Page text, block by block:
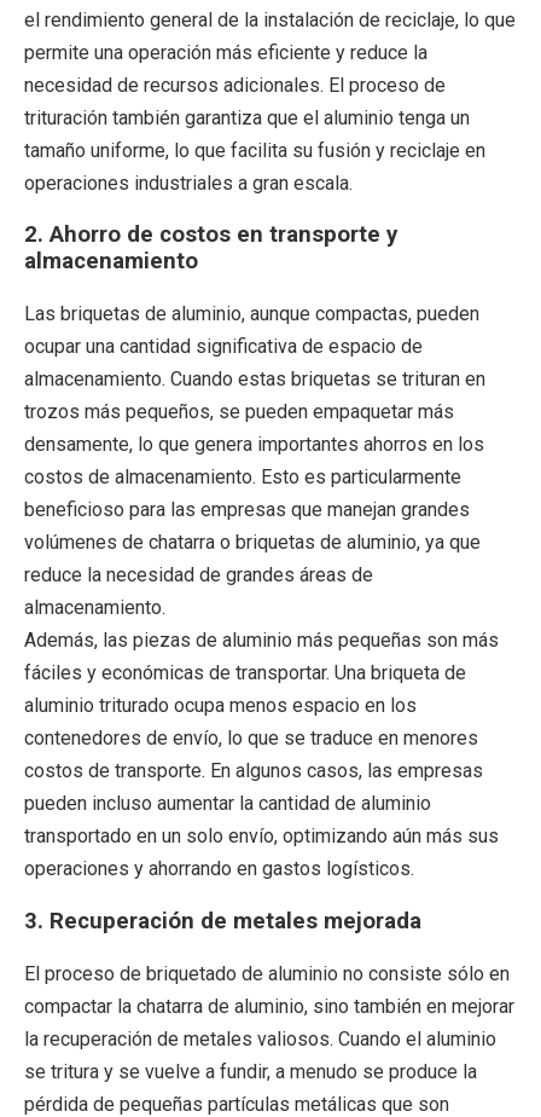
el rendimiento general de la instalación de reciclaje, lo que
permite una operación más eficiente y reduce la
necesidad de recursos adicionales. El proceso de
trituración también garantiza que el aluminio tenga un
tamaño uniforme, lo que facilita su fusión y reciclaje en
operaciones industriales a gran escala.
2.Ahorro de costos en transporte y
almacenamiento
Las briquetas de aluminio, aunque compactas, pueden
ocupar una cantidad significativa de espacio de
almacenamiento. Cuando estas briquetas se trituran en
trozos más pequeños, se pueden empaquetar más
densamente, lo que genera importantes ahorros en los
costos de almacenamiento. Esto es particularmente
beneficioso para las empresas que manejan grandes
volúmenes de chatarra o briquetas de aluminio, ya que
reduce la necesidad de grandes áreas de
almacenamiento.
Además, las piezas de aluminio más pequeñas son más
fáciles y económicas de transportar. Una briqueta de
aluminio triturado ocupa menos espacio en los
contenedores de envío, lo que se traduce en menores
costos de transporte. En algunos casos, las empresas
pueden incluso aumentar la cantidad de aluminio
transportado en un solo envío, optimizando aún más sus
operaciones y ahorrando en gastos logísticos.
3. Recuperación de metales mejorada
El proceso de briquetado de aluminio no consiste sólo en
compactar la chatarra de aluminio, sino también en mejorar
la recuperación de metales valiosos. Cuando el aluminio
se tritura y se vuelve a fundir, a menudo se produce la
pérdida de pequeñas partículas metálicas que son